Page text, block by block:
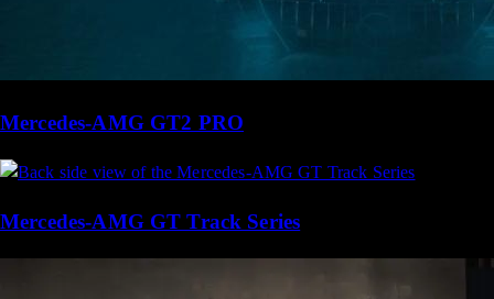
Mercedes-AMG GT2 PRO
Mercedes-AMG GT Track Series